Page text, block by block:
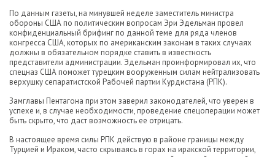
По данным газеты, на минувшей неделе заместитель министра
обороны США по политическим вопросам Эри Эдельман провел
конфиденциальный брифинг по данной теме для ряда членов
конгресса США, которых по американским законам в таких случаях
должны в обязательном порядке ставить в известность
представители администрации. Эдельман проинформировал их, что
спецназ США поможет турецким вооруженным силам нейтрализовать
верхушку сепаратистской Рабочей партии Курдистана (РПК).
Замглавы Пентагона при этом заверил законодателей, что уверен в
успехе и, в случае необходимости, проведение спецоперации может
быть скрыто, что даст возможность ее отрицать.
В настоящее время силы PПK действую в районе границы между
Турцией и Ираком, часто скрываясь в горах на иракской территории,